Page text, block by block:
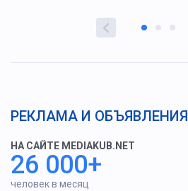
РЕКЛАМА И ОБЪЯВЛЕНИЯ
НА САЙТЕ MEDIAKUB.NET
26 000+
человек в месяц